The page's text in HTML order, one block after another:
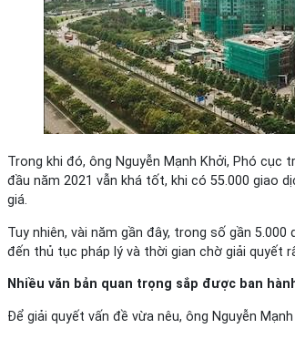
Trong khi đó, ông Nguyễn Mạnh Khởi, Phó cục
đầu năm 2021 vẫn khá tốt, khi có 55.000 giao
giá.
Tuy nhiên, vài năm gần đây, trong số gần
đến thủ tục pháp lý và thời gian chờ giải quyết
Nhiều văn bản quan trọng sắp được ban
Để giải quyết vấn đề vừa nêu, ông Nguyễn